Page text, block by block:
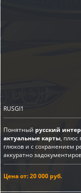
RUSGI1
Понятный русский
актуальные карты, плюс
глюков и с сохранением
аккуратно
Цена от: 20 000 руб.